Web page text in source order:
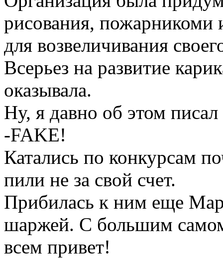
рисования, пожарникоми
для возвеличивания
Всерьез на развитие
оказывала.
Ну, я давно об этом
-FAKE!
Катались по конкурсам
пили не за свой счет.
Прибилась к ним еще
шаржей. С большим
всем привет!